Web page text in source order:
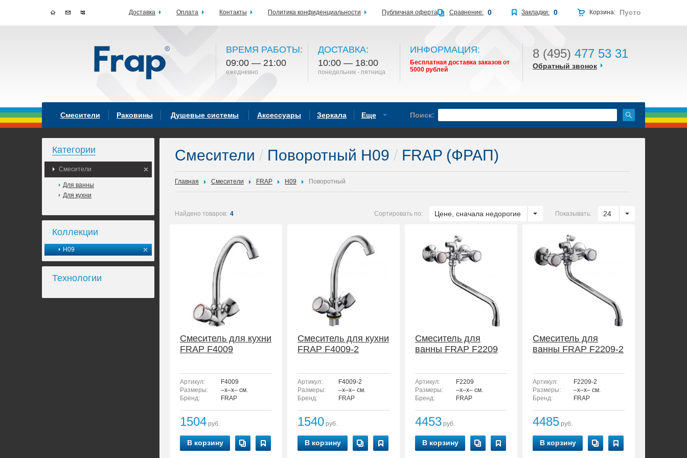
ВРЕМЯ РАБОТЫ:
09:00 — 21:00
ежедневно
ДОСТАВКА:
10:00 — 18:00
понедельник - пятница
ИНФОРМАЦИЯ:
Бесплатная доставка заказов от
5000 рублей
8 (495) 477 53 31
Обратный звонок
Смесители Раковины Душевые системы Аксессуары Зеркала Еще Поиск:
Категории
Смесители
Для ванны
Для кухни
Коллекции
H09
Технологии
Смесители / Поворотный H09 / FRAP (ФРАП)
Главная Смесители FRAP H09 Поворотный
Найдено товаров: 4 Показывать: 24
Сортировать по: Цене, сначала недорогие
Смеситель для кухни
FRAP F4009
Артикул:
F4009
Размеры:
–x–x– см.
Бренд:
FRAP
1504 руб.
В корзину
Смеситель для кухни
FRAP F4009-2
Артикул:
F4009-2
Размеры:
–x–x– см.
Бренд:
FRAP
1540 руб.
В корзину
Смеситель для
ванны FRAP F2209
Артикул:
F2209
Размеры:
–x–x– см.
Бренд:
FRAP
4453 руб.
В корзину
Смеситель для
ванны FRAP F2209-2
Артикул:
F2209-2
Размеры:
–x–x– см.
Бренд:
FRAP
4485 руб.
В корзину
Доставка Оплата Контакты Политика конфиденциальности Публичная оферта Корзина: Пусто
Закладки: 0
Сравнение: 0